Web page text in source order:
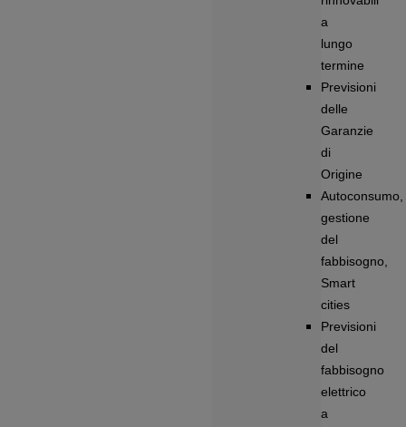
a
lungo
termine
Previsioni
delle
Garanzie
di
Origine
Autoconsumo,
gestione
del
fabbisogno,
Smart
cities
Previsioni
del
fabbisogno
elettrico
a